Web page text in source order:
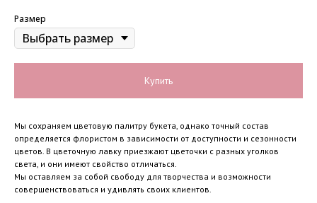
Размер
Купить
Мы сохраняем цветовую палитру букета, однако точный состав
определяется флористом в зависимости от доступности и сезонности
цветов. В цветочную лавку приезжают цветочки с разных уголков
света, и они имеют свойство отличаться.
Мы оставляем за собой свободу для творчества и возможности
совершенствоваться и удивлять своих клиентов.